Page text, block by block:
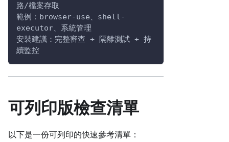
路/檔案存取
範例：browser-use、shell-
executor、系統管理
安裝建議：完整審查 + 隔離測試 + 持
續監控
可列印版檢查清單
以下是一份可列印的快速參考清單：